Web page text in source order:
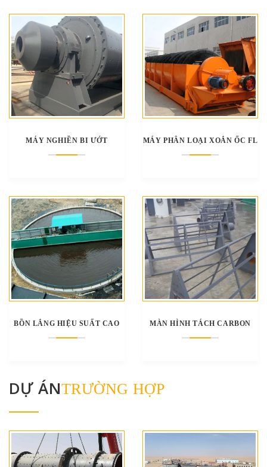
MÁY NGHIỀN BI ƯỚT MÁY PHÂN LOẠI XOẮN ỐC FL
BỒN LẮNG HIỆU SUẤT CAO MÀN HÌNH TÁCH CARBON
DỰ ÁNTRƯỜNG HỢP